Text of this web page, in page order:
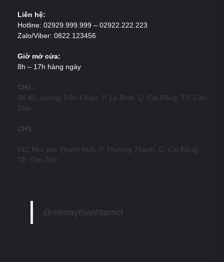
Liên hệ:
Hotline: 02929.999.999 – 02922.222.223
Zalo/Viber: 0822.123456
Giờ mở cửa:
8h – 17h hàng ngày
CH1:
Số 82, đường Trần Chiên, P. Lê Bình, Q. Cái Răng, TP. Cần
Thơ
CH3:
012 Khu vực Thạnh Huề, P. Thường Thạnh, Q. Cái Răng,
TP. Cần Thơ
@xemaythanhtamct